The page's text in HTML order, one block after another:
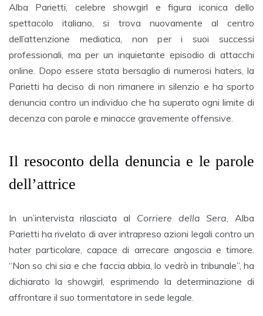
Alba Parietti, celebre showgirl e figura iconica dello
spettacolo italiano, si trova nuovamente al centro
dell’attenzione mediatica, non per i suoi successi
professionali, ma per un inquietante episodio di attacchi
online. Dopo essere stata bersaglio di numerosi haters, la
Parietti ha deciso di non rimanere in silenzio e ha sporto
denuncia contro un individuo che ha superato ogni limite di
decenza con parole e minacce gravemente offensive.
Il resoconto della denuncia e le parole
dell’attrice
In un’intervista rilasciata al Corriere della Sera , Alba
Parietti ha rivelato di aver intrapreso azioni legali contro un
hater particolare, capace di arrecare angoscia e timore.
“Non so chi sia e che faccia abbia, lo vedrò in tribunale”, ha
dichiarato la showgirl, esprimendo la determinazione di
affrontare il suo tormentatore in sede legale.